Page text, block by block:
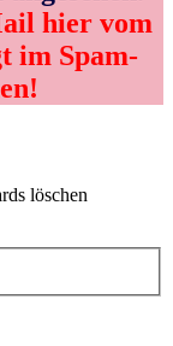
hier vom
im Spam-
löschen